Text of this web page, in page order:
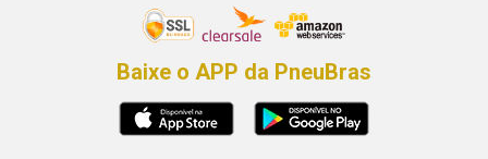
Baixe o APP da PneuBras